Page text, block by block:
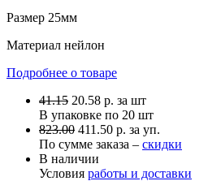
Размер 25мм
Материал нейлон
Подробнее о товаре
41.15 20.58 р. за шт
В упаковке по 20 шт
823.00 411.50 р. за уп.
По сумме заказа – скидки
В наличии
Условия работы и доставки